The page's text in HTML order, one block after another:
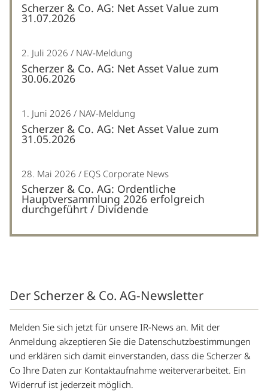
Scherzer & Co. AG: Net Asset Value zum
31.07.2026
2. Juli 2026 NAV-Meldung
Scherzer & Co. AG: Net Asset Value zum
30.06.2026
1. Juni 2026 NAV-Meldung
Scherzer & Co. AG: Net Asset Value zum
31.05.2026
28. Mai 2026 EQS Corporate News
Scherzer & Co. AG: Ordentliche
Hauptversammlung 2026 erfolgreich
durchgeführt / Dividende
Der Scherzer & Co. AG-Newsletter
Melden Sie sich jetzt für unsere IR-News an. Mit der
Anmeldung akzeptieren Sie die Datenschutzbestimmungen
und erklären sich damit einverstanden, dass die Scherzer &
Co Ihre Daten zur Kontaktaufnahme weiterverarbeitet. Ein
Widerruf ist jederzeit möglich.